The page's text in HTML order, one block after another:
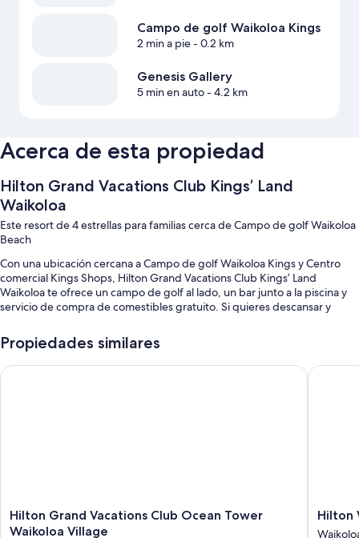
Campo de golf Waikoloa Kings
2 min a pie- 0.2 km
Genesis Gallery
5 min en auto- 4.2 km
Acerca de esta propiedad
Hilton Grand Vacations Club Kings’ Land
Waikoloa
Este resort de 4 estrellas para familias cerca de Campo de golf Waikoloa
Beach
Con una ubicación cercana a Campo de golf Waikoloa Kings y Centro
comercial Kings Shops, Hilton Grand Vacations Club Kings’ Land
Waikoloa te ofrece un campo de golf al lado, un bar junto a la piscina y
servicio de compra de comestibles gratuito. Si quieres descansar y
hidromasaje. El bistró de cocina americana que se encuentra en las
instalaciones, Kings Land Bistro/Lounge, cuenta con desayunos,
almuerzos, cenas y menú para niños. La propiedad también cuenta con
una terraza, un lugar para hacer fogatas y una cafetería para todos los
Un área de parrillas, una tienda de regalos y una mesa de billar
Resguardo de equipaje, un ascensor y asistencia turística y para la
Propiedades similares
Hilton
Grand
Hilton Grand Vacations Club Ocean Tower
Waikoloa Village
Hilton Grand Vacations Club Ocean Tower Waikoloa Village
Hilton
Hilton
Hilton